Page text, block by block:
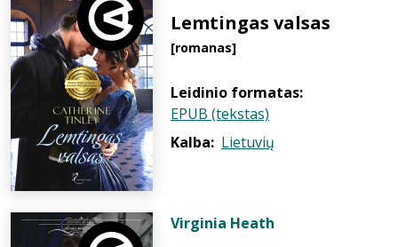
Lemtingas valsas
[romanas]
Leidinio formatas:
EPUB (tekstas)
Kalba: Lietuvių
Virginia Heath